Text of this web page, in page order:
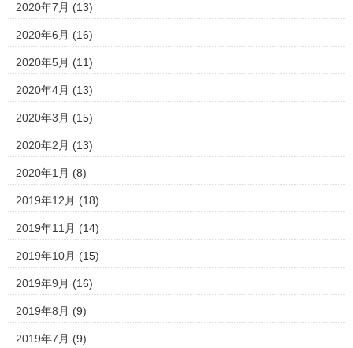
2020年7月 (13)
2020年6月 (16)
2020年5月 (11)
2020年4月 (13)
2020年3月 (15)
2020年2月 (13)
2020年1月 (8)
2019年12月 (18)
2019年11月 (14)
2019年10月 (15)
2019年9月 (16)
2019年8月 (9)
2019年7月 (9)